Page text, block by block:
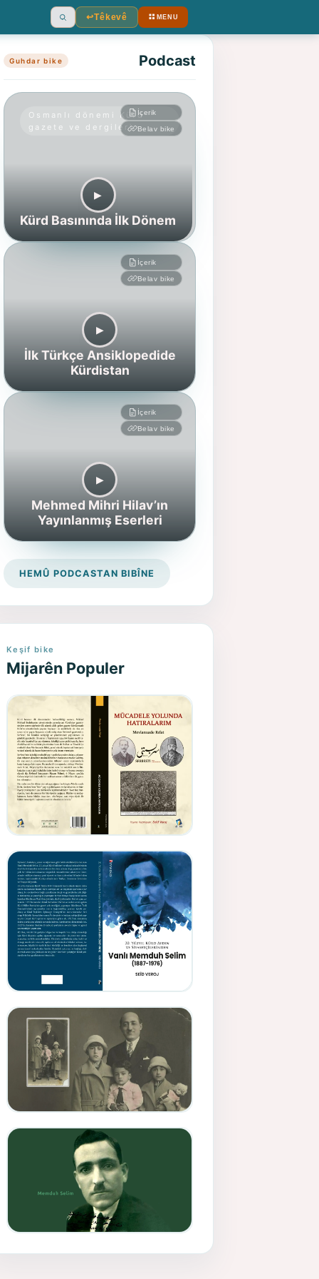
Ara ↩︎Têkevê MENU
Guhdar bike Podcast
Osmanlı dönemi Kürd
gazete ve dergileri
İçerik
Belav bike
▶︎
Kürd Basınında İlk Dönem
İçerik
Belav bike
▶︎
İlk Türkçe Ansiklopedide
Kürdistan
İçerik
Belav bike
▶︎
Mehmed Mihri Hilav’ın
Yayınlanmış Eserleri
HEMÛ PODCASTAN BIBÎNE
Keşif bike
Mijarên Populer
Gazeteci, Yazar, Hukukçu ve
Siyasetçi Kimliğiyle
Mevlanzade Rıfat - Seîd
Veroj
Memduh Selîmê Wanî (1887-
1876)
Mihemed Mîhrî Hîlav ji
afirênerên rewşenbîriya
Memduh Selim ve Xoybûn